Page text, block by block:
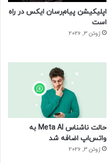
اپلیکیشن پیام‌رسان ایکس در راه
است
ژوئن 3, 2026
حالت ناشناس Meta AI به
واتس‌اپ اضافه شد
ژوئن 3, 2026